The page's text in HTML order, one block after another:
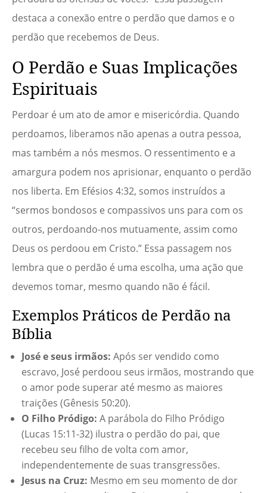
destaca a conexão entre o perdão que damos e o
perdão que recebemos de Deus.
O Perdão e Suas Implicações
Espirituais
Perdoar é um ato de amor e misericórdia. Quando
perdoamos, liberamos não apenas a outra pessoa,
mas também a nós mesmos. O ressentimento e a
amargura podem nos aprisionar, enquanto o perdão
nos liberta. Em Efésios 4:32, somos instruídos a
“sermos bondosos e compassivos uns para com os
outros, perdoando-nos mutuamente, assim como
Deus os perdoou em Cristo.” Essa passagem nos
lembra que o perdão é uma escolha, uma ação que
devemos tomar, mesmo quando não é fácil.
Exemplos Práticos de Perdão na
Bíblia
José e seus irmãos: Após ser vendido como
escravo, José perdoou seus irmãos, mostrando que
o amor pode superar até mesmo as maiores
traições (Gênesis 50:20).
O Filho Pródigo: A parábola do Filho Pródigo
(Lucas 15:11-32) ilustra o perdão do pai, que
recebeu seu filho de volta com amor,
independentemente de suas transgressões.
Jesus na Cruz: Mesmo em seu momento de dor